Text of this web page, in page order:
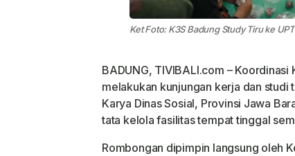
Ket Foto: K3S Badung Study Tiru ke
BADUNG, TIVIBALI.com –
melakukan kunjungan kerja dan studi
Karya Dinas Sosial, Provinsi Jawa
tata kelola fasilitas tempat tinggal
Rombongan dipimpin langsung oleh